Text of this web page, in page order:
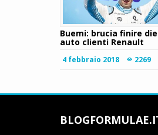
Buemi: brucia finire
auto clienti Renault
4 febbraio 2018 2269